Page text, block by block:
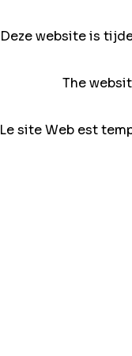
Deze website is
The
Le site Web est